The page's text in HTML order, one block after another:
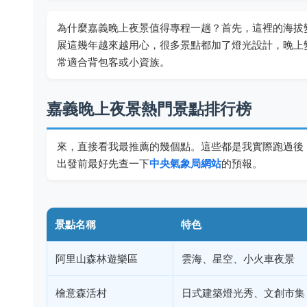
為什麼嘉義晚上夜景值得專程一趟？首先，這裡的海
展這幾年越來越用心，很多景點都加了燈光設計，晚
常適合背包客或小資族。
嘉義晚上夜景熱門景點排行榜
來，直接看我最推薦的幾個點。這些都是我實際跑過
出發前最好先查一下中央氣象局網站的預報。
景點名稱 特色
阿里山森林遊樂區 雲海、星空、小火車夜景
檜意森活村 日式建築燈光秀、文創市集